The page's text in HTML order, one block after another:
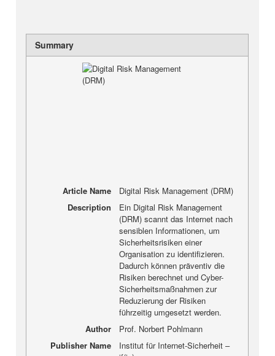
Summary
Article Name
Digital Risk Management (DRM)
Description
Ein Digital Risk Management
(DRM) scannt das Internet nach
sensiblen Informationen, um
Sicherheitsrisiken einer
Organisation zu identifizieren.
Dadurch können präventiv die
Risiken berechnet und Cyber-
Sicherheitsmaßnahmen zur
Reduzierung der Risiken
führzeitig umgesetzt werden.
Author
Prof. Norbert Pohlmann
Publisher Name
Institut für Internet-Sicherheit –